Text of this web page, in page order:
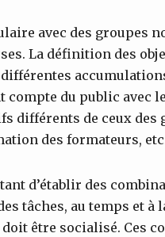
avec des groupes
La définition des
du public avec
différents de ceux des
des formateurs,
d’établir des
tâches, au temps et à
être socialisé. Ces